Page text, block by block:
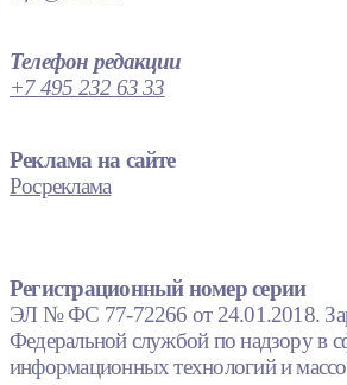
Телефон редакции
+7 495 232 63 33
Реклама на сайте
Росреклама
Регистрационный номер серии
ЭЛ № ФС 77-72266 от 24.01.2018.
Федеральной службой по надзору в
информационных технологий и